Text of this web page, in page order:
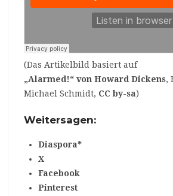
(Das Artikelbild basiert auf
„Alarmed!“ von Howard Dickens,
Michael Schmidt, CC by-sa)
Weitersagen:
Diaspora*
X
Facebook
Pinterest